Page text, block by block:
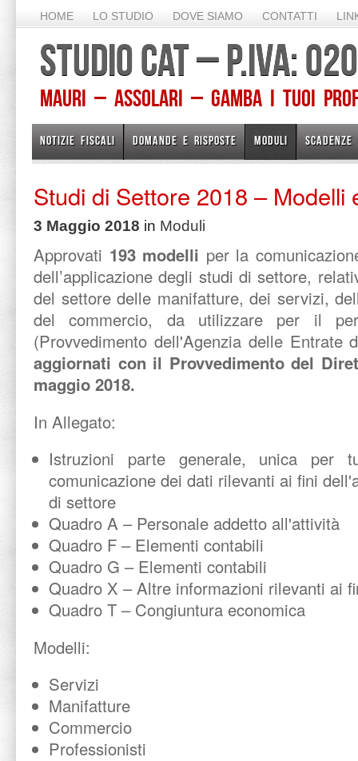
HOME LO STUDIO DOVE SIAMO CONTATTI
STUDIO CAT – P.IVA:
Mauri – Assolari – Gamba I TUOI
NOTIZIE FISCALI DOMANDE E RISPOSTE MODULI SCADENZE
Studi di Settore 2018 – Modelli
3 Maggio 2018 in Moduli
Approvati 193 modelli per la
dell’applicazione degli studi di settore,
del settore delle manifatture, dei servizi,
del commercio, da utilizzare per il
(Provvedimento dell'Agenzia delle Entrate
aggiornati con il Provvedimento del
maggio 2018.
In Allegato:
Istruzioni parte generale, unica
comunicazione dei dati rilevanti ai fini
di settore
Quadro A – Personale addetto all'attività
Quadro F – Elementi contabili
Quadro G – Elementi contabili
Quadro X – Altre informazioni rilevanti ai
Quadro T – Congiuntura economica
Modelli:
Servizi
Manifatture
Commercio
Professionisti